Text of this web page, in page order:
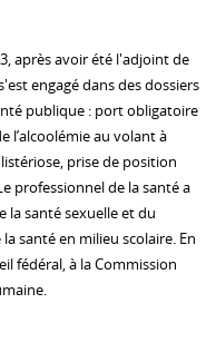
après avoir été l'adjoint de
engagé dans des dossiers
publique : port obligatoire
l’alcoolémie au volant à
prise de position
professionnel de la santé a
la santé sexuelle et du
santé en milieu scolaire. En
fédéral, à la Commission